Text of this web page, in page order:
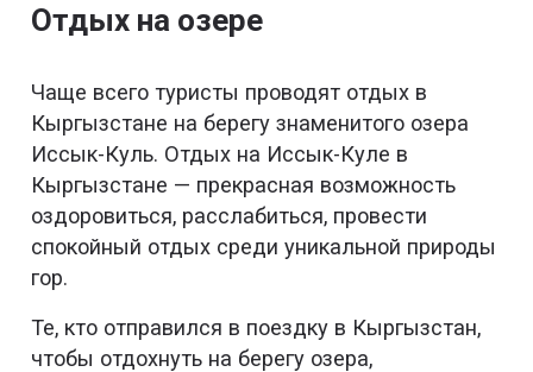
Отдых на озере
Чаще всего туристы проводят отдых в
Кыргызстане на берегу знаменитого озера
Иссык-Куль. Отдых на Иссык-Куле в
Кыргызстане — прекрасная возможность
оздоровиться, расслабиться, провести
спокойный отдых среди уникальной природы
гор.
Те, кто отправился в поездку в Кыргызстан,
чтобы отдохнуть на берегу озера,